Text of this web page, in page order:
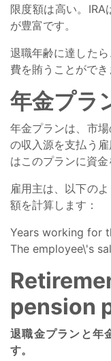
限度額は高い。
が豊富です。
退職年齢に達した
費を賄うことができ
年金プラ
年金プランは、市
の収入源を支払う
はこのプランに資金
雇用主は、以下の
額を計算します：
Years working for
The employee\'s
pension
退職金プランと年
す。